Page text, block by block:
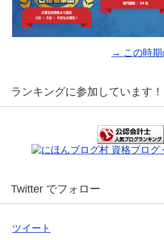
→ この時期
ランキングに参加しています！
Twitter でフォロー
ツイート